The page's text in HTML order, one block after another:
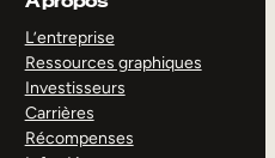
L’entreprise
Ressources graphiques
Investisseurs
Carrières
Récompenses